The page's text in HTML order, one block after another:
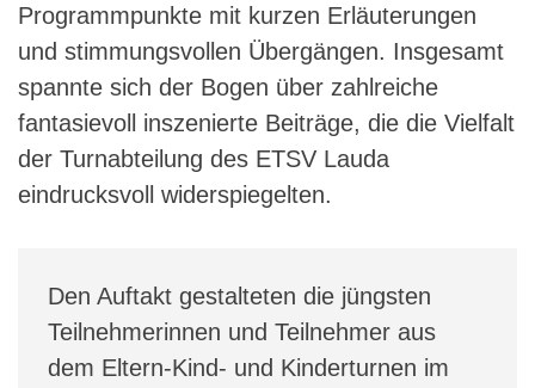
Programmpunkte mit kurzen Erläuterungen
und stimmungsvollen Übergängen. Insgesamt
spannte sich der Bogen über zahlreiche
fantasievoll inszenierte Beiträge, die die Vielfalt
der Turnabteilung des ETSV Lauda
eindrucksvoll widerspiegelten.
Den Auftakt gestalteten die jüngsten
Teilnehmerinnen und Teilnehmer aus
dem Eltern-Kind- und Kinderturnen im